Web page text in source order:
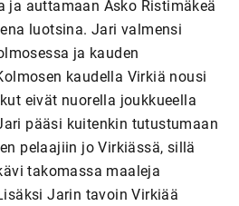
ja auttamaan Asko Ristimäkeä
luotsina. Jari valmensi
ja kauden
kaudella Virkiä nousi
eivät nuorella joukkueella
pääsi kuitenkin tutustumaan
pelaajiin jo Virkiässä, sillä
takomassa maaleja
Jarin tavoin Virkiää